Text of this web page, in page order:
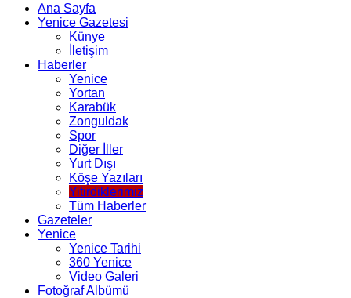
Ana Sayfa
Yenice Gazetesi
Künye
İletişim
Haberler
Yenice
Yortan
Karabük
Zonguldak
Spor
Diğer İller
Yurt Dışı
Köşe Yazıları
Yitirdiklerimiz
Tüm Haberler
Gazeteler
Yenice
Yenice Tarihi
360 Yenice
Video Galeri
Fotoğraf Albümü